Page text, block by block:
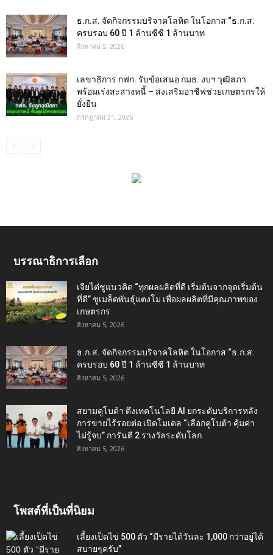
ธ.ก.ส. จัดกิจกรรมบริจาคโลหิต ในโอกาส “ธ.ก.ส.
ครบรอบ 60 ปี 1 ล้านซีซี 1 ล้านบาท
สิงหาคม 5, 2026
เลขาธิการ กฟก. รับข้อเสนอ กมธ. งบฯ วุฒิสภา
พร้อมเร่งสะสางหนี้ – ส่งเสริมอาชีฟช่วยเกษตรกรให้
ยั่งยืน
กรกฎาคม 31, 2026
บรรณาธิการเลือก
เจียไต๋ชูแนวคิด “ทุกผลผลิตที่ดี เริ่มต้นจากจุดเริ่มต้น
ที่ดี” ชูเมล็ดพันธุ์แตงโม เพื่อผลผลิตที่มีคุณภาพของ
เกษตรกร
สิงหาคม 5, 2026
ธ.ก.ส. จัดกิจกรรมบริจาคโลหิต ในโอกาส “ธ.ก.ส.
ครบรอบ 60 ปี 1 ล้านซีซี 1 ล้านบาท
สิงหาคม 5, 2026
สยามคูโบต้า ดึงเทคโนโลยี AI ยกระดับบริการหลัง
การขายไร้รอยต่อ เปิดโมเดล “เลือกคูโบต้า คุ้มค่า
ไม่รู้จบ” การันตี 2 รางวัลระดับโลก
สิงหาคม 5, 2026
โพสต์ที่เป็นที่นิยม
เลี้ยงเป็ดไข่ 500 ตัว “มีรายได้วันละ 1,000 กว่าอยู่ได้
สบายๆครับ”